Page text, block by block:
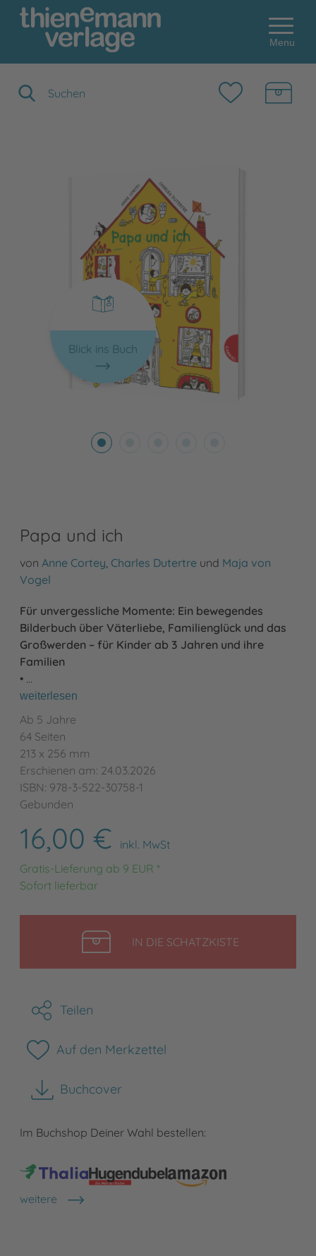
Menu
Blick ins Buch
Papa und ich
von Anne Cortey Charles Dutertre und Maja von
Vogel
Für unvergessliche Momente: Ein bewegendes
Bilderbuch über Väterliebe, Familienglück und das
Großwerden – für Kinder ab 3 Jahren und ihre
Familien
• …
weiterlesen
Ab 5 Jahre
64 Seiten
213 x 256 mm
Erschienen am: 24.03.2026
ISBN: 978-3-522-30758-1
Gebunden
16,00 €
inkl. MwSt
Gratis-Lieferung ab 9 EUR *
Sofort lieferbar
IN DIE SCHATZKISTELEGEN
Teilen
Auf den Merkzettel
Buchcover
herunterladen
Im Buchshop Deiner Wahl bestellen:
weitere
Shops anzeigen